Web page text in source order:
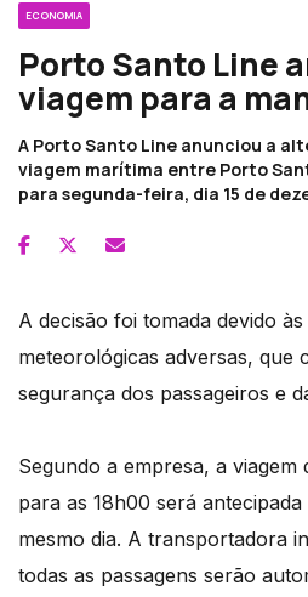
ECONOMIA
Porto Santo Line
viagem para a
A Porto Santo Line anunciou a
viagem marítima entre Porto
para segunda-feira, dia 15 de
A decisão foi tomada devido
meteorológicas adversas, que
segurança dos passageiros e
Segundo a empresa, a viagem
para as 18h00 será antecipada
mesmo dia. A transportadora
todas as passagens serão